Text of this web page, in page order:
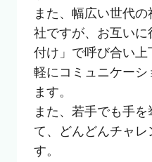
また、幅広い世代
社ですが、お互い
付け」で呼び合い
軽にコミュニケーシ
ます。
また、若手でも手
て、どんどんチャ
す。